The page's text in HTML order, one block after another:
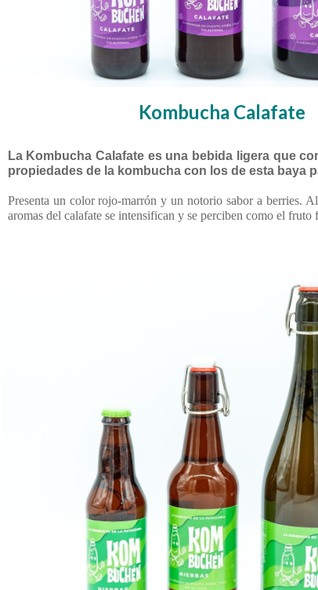
Kombucha Calafate
La Kombucha Calafate es una bebida ligera que
propiedades de la kombucha con los de esta baya
Presenta un color rojo-marrón y un notorio sabor a berries.
aromas del calafate se intensifican y se perciben como el fruto